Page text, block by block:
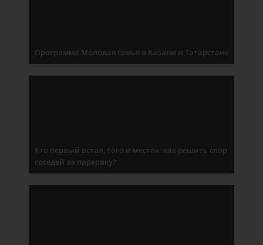
Программа Молодая семья в Казани и Татарстане
Кто первый встал, того и место»: как решить спор
соседей за парковку?